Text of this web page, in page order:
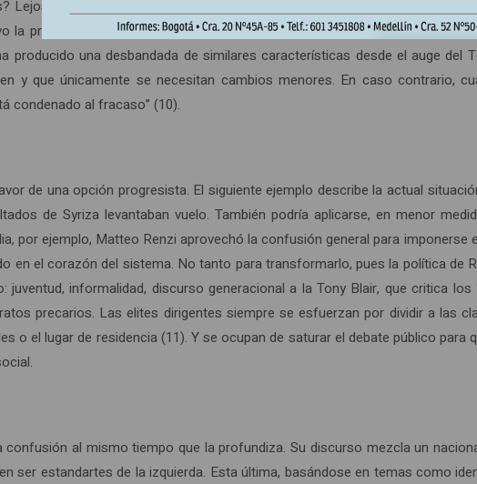
Lejos de desviar la ira reaccionaria, la política de los “moderados” la
la promesa de nuevas penitencias recompensadas por medio punto de
producido una desbandada de similares características desde el auge
y que únicamente se necesitan cambios menores. En caso contrario,
condenado al fracaso” (10).
de una opción progresista. El siguiente ejemplo describe la actual
de Syriza levantaban vuelo. También podría aplicarse, en menor
por ejemplo, Matteo Renzi aprovechó la confusión general para
en el corazón del sistema. No tanto para transformarlo, pues la política
informalidad, discurso generacional a la Tony Blair, que critica
precarios. Las elites dirigentes siempre se esfuerzan por dividir a las
o el lugar de residencia (11). Y se ocupan de saturar el debate público
al mismo tiempo que la profundiza. Su discurso mezcla un
ser estandartes de la izquierda. Esta última, basándose en temas como